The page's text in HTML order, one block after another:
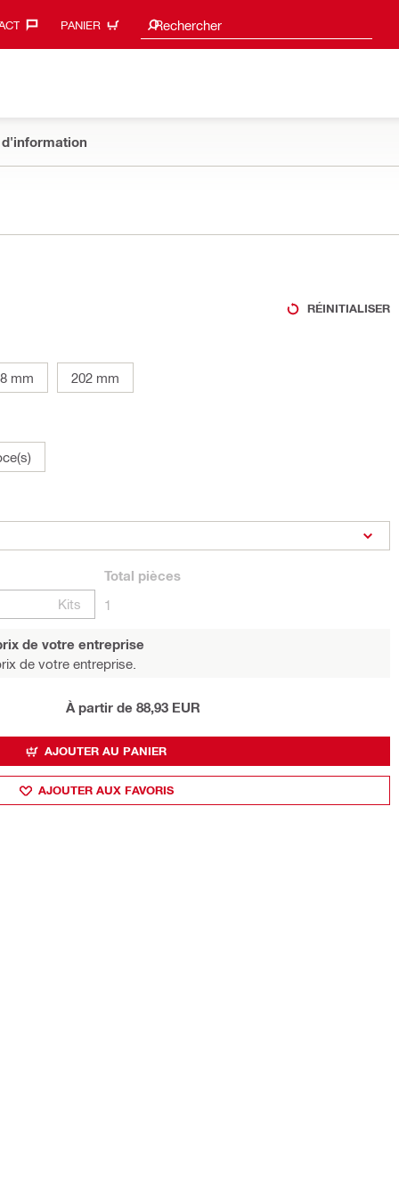
PANIER Rechercher
Suggestions de recherche
RÉINITIALISER
mm 202 mm
Kits
Total pièces
1
de votre entreprise
de votre entreprise.
À partir de 88,93 EUR
AJOUTER AU PANIER
AJOUTER AUX FAVORIS